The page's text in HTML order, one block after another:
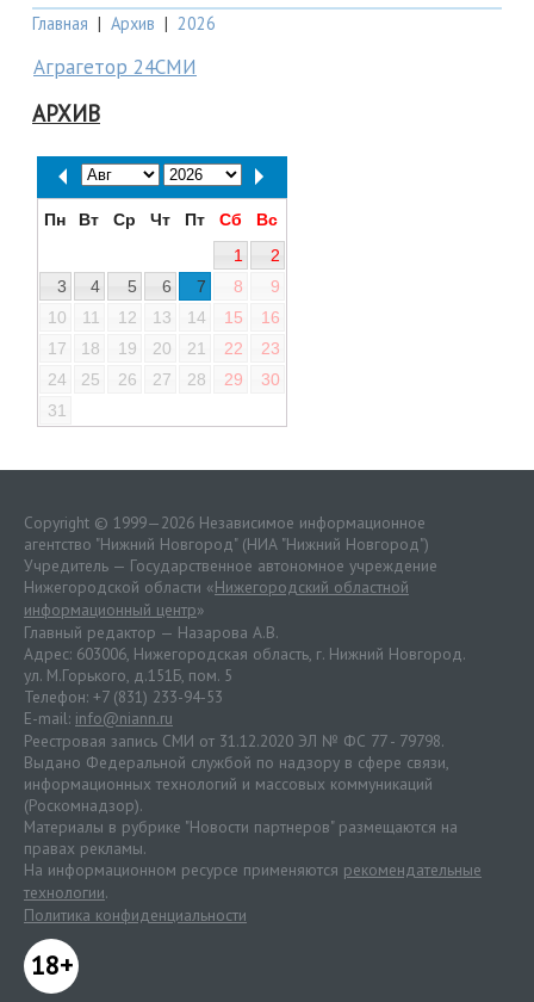
Главная | Архив | 2026
Аграгетор 24СМИ
АРХИВ
Пн Вт Ср Чт Пт Сб
Вс
1
2
3
4 5 6 7 8
9
10
11 12 13 14 15
16
17
18 19 20 21 22
23
24
25 26 27 28 29
30
31
Copyright © 1999—2026 Независимое информационное
агентство "Нижний Новгород" (НИА "Нижний Новгород")
Учредитель — Государственное автономное учреждение
Нижегородской области «Нижегородский областной
информационный центр»
Главный редактор — Назарова А.В.
Адрес: 603006, Нижегородская область, г. Нижний Новгород.
ул. М.Горького, д.151Б, пом. 5
Телефон: +7 (831) 233-94-53
E-mail: info@niann.ru
Реестровая запись СМИ от 31.12.2020 ЭЛ № ФС 77 - 79798.
Выдано Федеральной службой по надзору в сфере связи,
информационных технологий и массовых коммуникаций
(Роскомнадзор).
Материалы в рубрике "Новости партнеров" размещаются на
правах рекламы.
На информационном ресурсе применяются рекомендательные
технологии.
Политика конфиденциальности
18+